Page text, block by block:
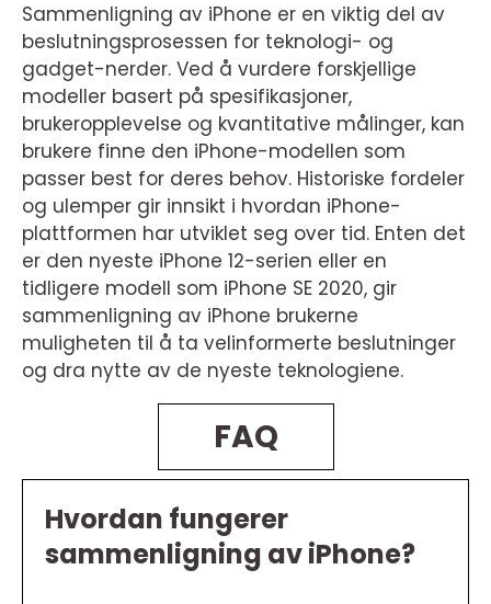
Sammenligning av iPhone er en viktig del av
beslutningsprosessen for teknologi- og
gadget-nerder. Ved å vurdere forskjellige
modeller basert på spesifikasjoner,
brukeropplevelse og kvantitative målinger, kan
brukere finne den iPhone-modellen som
passer best for deres behov. Historiske fordeler
og ulemper gir innsikt i hvordan iPhone-
plattformen har utviklet seg over tid. Enten det
er den nyeste iPhone 12-serien eller en
tidligere modell som iPhone SE 2020, gir
sammenligning av iPhone brukerne
muligheten til å ta velinformerte beslutninger
og dra nytte av de nyeste teknologiene.
FAQ
Hvordan fungerer
sammenligning av iPhone?